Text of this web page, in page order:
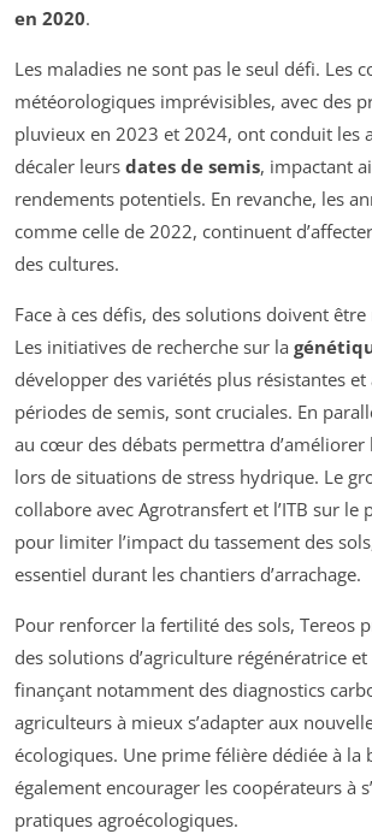
en 2020.
Les maladies ne sont pas le seul défi. Les
météorologiques imprévisibles, avec des
pluvieux en 2023 et 2024, ont conduit les
décaler leurs dates de semis, impactant
rendements potentiels. En revanche, les
comme celle de 2022, continuent
des cultures.
Face à ces défis, des solutions doivent être
Les initiatives de recherche sur la
développer des variétés plus résistantes et
périodes de semis, sont cruciales. En
au cœur des débats permettra d’améliorer
lors de situations de stress hydrique. Le
collabore avec Agrotransfert et l’ITB sur le
pour limiter l’impact du tassement des
essentiel durant les chantiers d’arrachage.
Pour renforcer la fertilité des sols, Tereos
des solutions d’agriculture régénératrice
finançant notamment des diagnostics
agriculteurs à mieux s’adapter aux
écologiques. Une prime félière dédiée à la
également encourager les coopérateurs à
pratiques agroécologiques.